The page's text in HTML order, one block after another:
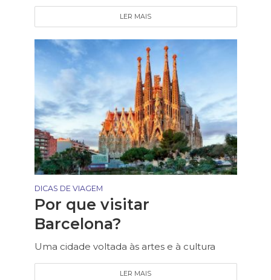
LER MAIS
DICAS DE VIAGEM
Por que visitar
Barcelona?
Uma cidade voltada às artes e à cultura
LER MAIS